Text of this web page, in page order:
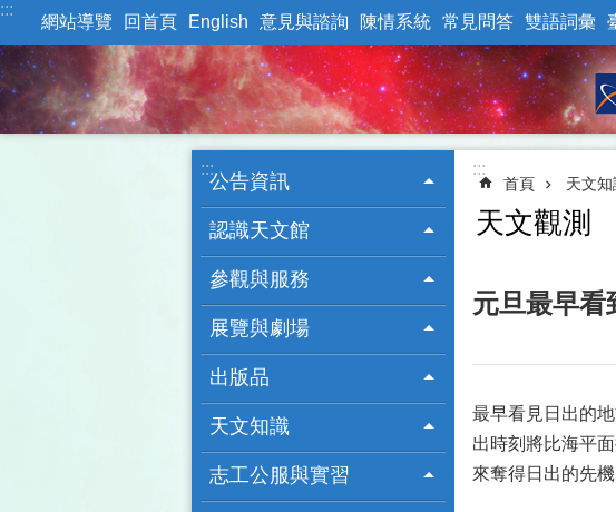
跳到主要內容區塊
:::
網站導覽 回首頁 English 意見與諮詢 陳情系統 常見問答 雙語詞彙
:::
公告資訊
認識天文館
參觀與服務
展覽與劇場
出版品
天文知識
志工公服與實習
:::
首頁 天文知
天文觀測
元旦最早看
最早看見日出的
出時刻將比海平
來奪得日出的先機